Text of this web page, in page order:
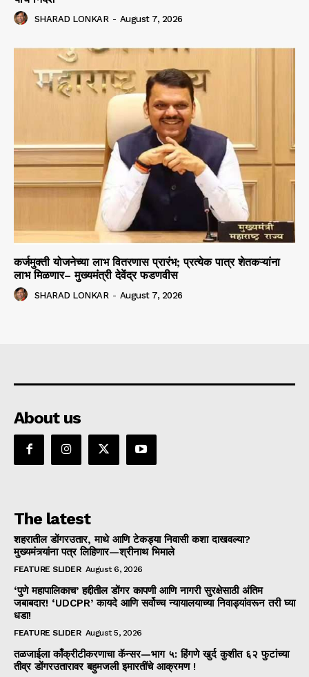
SHARAD LONKAR - August 7, 2026
कर्जमुक्ती योजनेच्या लाभ वितरणास प्रारंभ; प्रत्येक पात्र शेतकऱ्यांना
लाभ मिळणार– मुख्यमंत्री देवेंद्र फडणवीस
SHARAD LONKAR - August 7, 2026
About us
The latest
शहरातील डोंगरउतार, माथे आणि टेकड्या निवासी कशा दाखवल्या?
मुख्यमंत्र्यांना पत्र लिहिणार—श्रीनाथ भिमाले
FEATURE SLIDER August 6, 2026
‘पुणे महापालिकाच’ हद्दीतील डोंगर कापणी आणि नागरी सुरक्षेसाठी अंतिम
जबाबदार! ‘UDCPR’ कायदे आणि सर्वोच्च न्यायालयाच्या निवाड्यांवरून तरी घ्या
धडा!
FEATURE SLIDER August 5, 2026
तळजाईला काँक्रीटीकरणाचा कॅन्सर—भाग ५: हिंगणे खुर्द कुशीत ६२ फुटांच्या
तीव्र डोंगरउतारावर बहुमजली इमारतींचे आक्रमण !